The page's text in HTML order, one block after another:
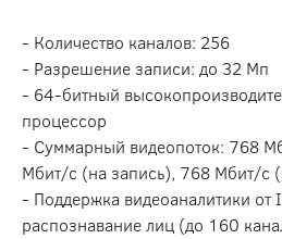
- Количество каналов: 256
- Разрешение записи: до 32 Мп
- 64-битный
процессор
- Суммарный видеопоток: 768
Мбит/с (на запись), 768 Мбит/с
- Поддержка видеоаналитики от
распознавание лиц (до 160